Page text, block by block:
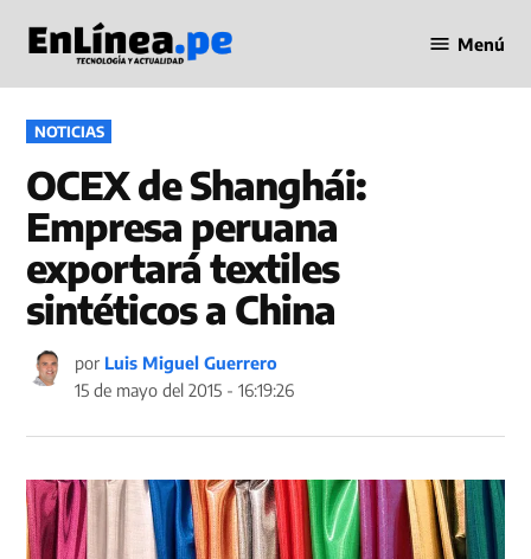
contenido
en Línea
Menú
PUBLICADO
EN
NOTICIAS
OCEX de Shanghái:
Empresa peruana
exportará textiles
sintéticos a China
por Luis Miguel Guerrero
15 de mayo del 2015 - 16:19:26